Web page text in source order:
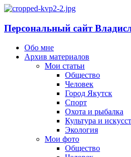
Персональный сайт
Обо мне
Архив материалов
Мои статьи
Общество
Человек
Город Якутск
Спорт
Охота и рыбалка
Культура и
Экология
Мои фото
Общество